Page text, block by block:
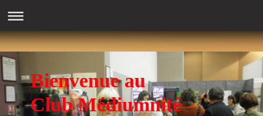
Bienvenue au
Club Médiumnité